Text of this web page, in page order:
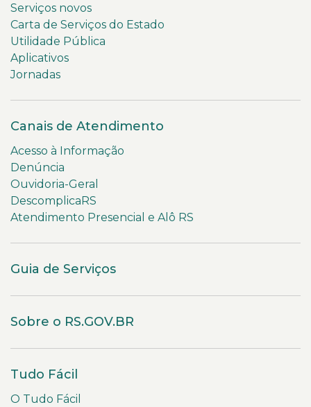
Serviços novos
Carta de Serviços do Estado
Utilidade Pública
Aplicativos
Jornadas
Canais de Atendimento
Acesso à Informação
Denúncia
Ouvidoria-Geral
DescomplicaRS
Atendimento Presencial e Alô RS
Guia de Serviços
Sobre o RS.GOV.BR
Tudo Fácil
O Tudo Fácil